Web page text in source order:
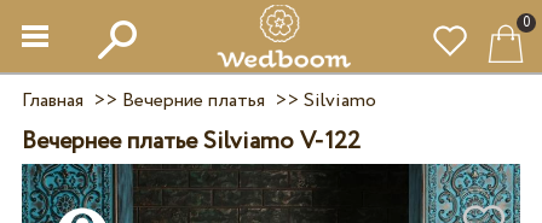
0
Главная >> Вечерние платья >> Silviamo
Вечернее платье Silviamo V-122